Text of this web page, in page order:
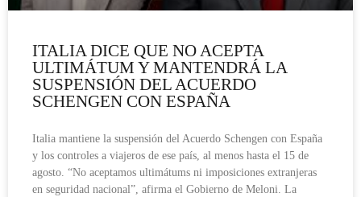
ITALIA DICE QUE NO ACEPTA
ULTIMÁTUM Y MANTENDRÁ LA
SUSPENSIÓN DEL ACUERDO
SCHENGEN CON ESPAÑA
Italia mantiene la suspensión del Acuerdo Schengen con España
y los controles a viajeros de ese país, al menos hasta el 15 de
agosto. “No aceptamos ultimátums ni imposiciones extranjeras
en seguridad nacional”, afirma el Gobierno de Meloni. La